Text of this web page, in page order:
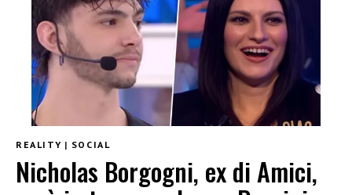
REALITY | SOCIAL
Nicholas Borgogni, ex di Amici,